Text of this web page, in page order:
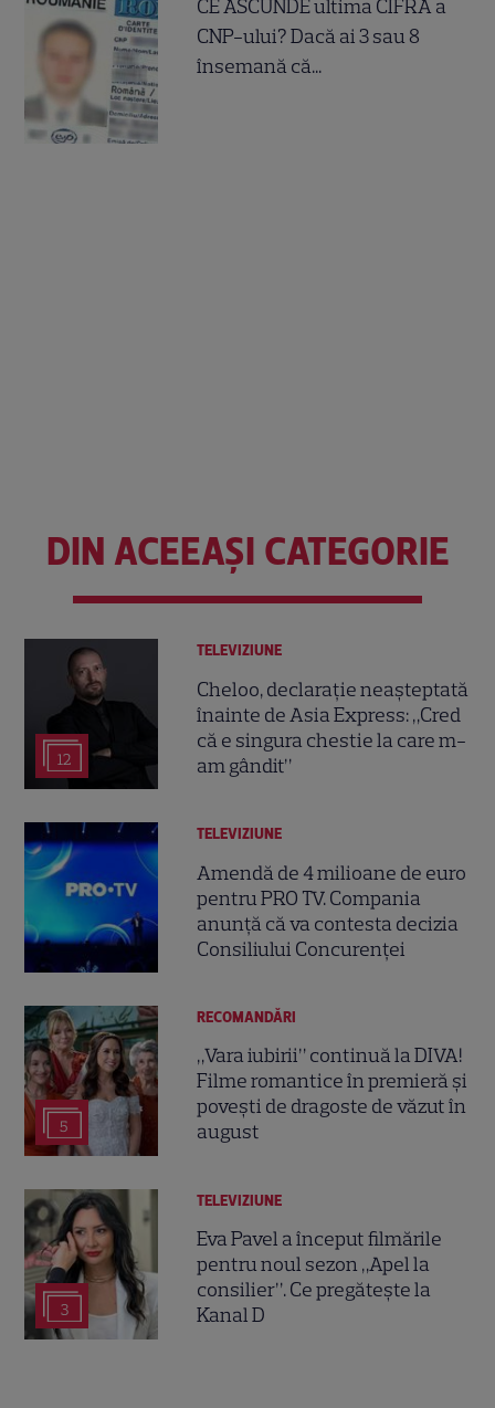
CE ASCUNDE ultima CIFRA a
CNP-ului? Dacă ai 3 sau 8
însemană că...
DIN ACEEAȘI CATEGORIE
12
TELEVIZIUNE
Cheloo, declarație neașteptată
înainte de Asia Express: „Cred
că e singura chestie la care m-
am gândit”
TELEVIZIUNE
Amendă de 4 milioane de euro
pentru PRO TV. Compania
anunță că va contesta decizia
Consiliului Concurenței
5
RECOMANDĂRI
„Vara iubirii” continuă la DIVA!
Filme romantice în premieră și
povești de dragoste de văzut în
august
3
TELEVIZIUNE
Eva Pavel a început filmările
pentru noul sezon „Apel la
consilier”. Ce pregătește la
Kanal D